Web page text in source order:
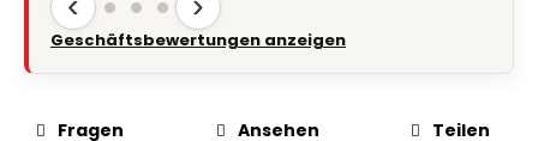
Geschäftsbewertungen anzeigen